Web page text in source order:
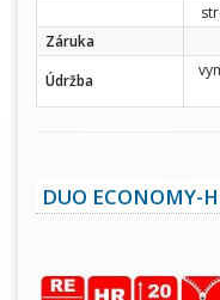
Záruka
Údržba
DUO ECONOMY-